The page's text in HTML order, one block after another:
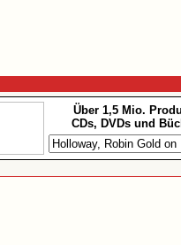
Über 1,5 Mio.
CDs, DVDs und